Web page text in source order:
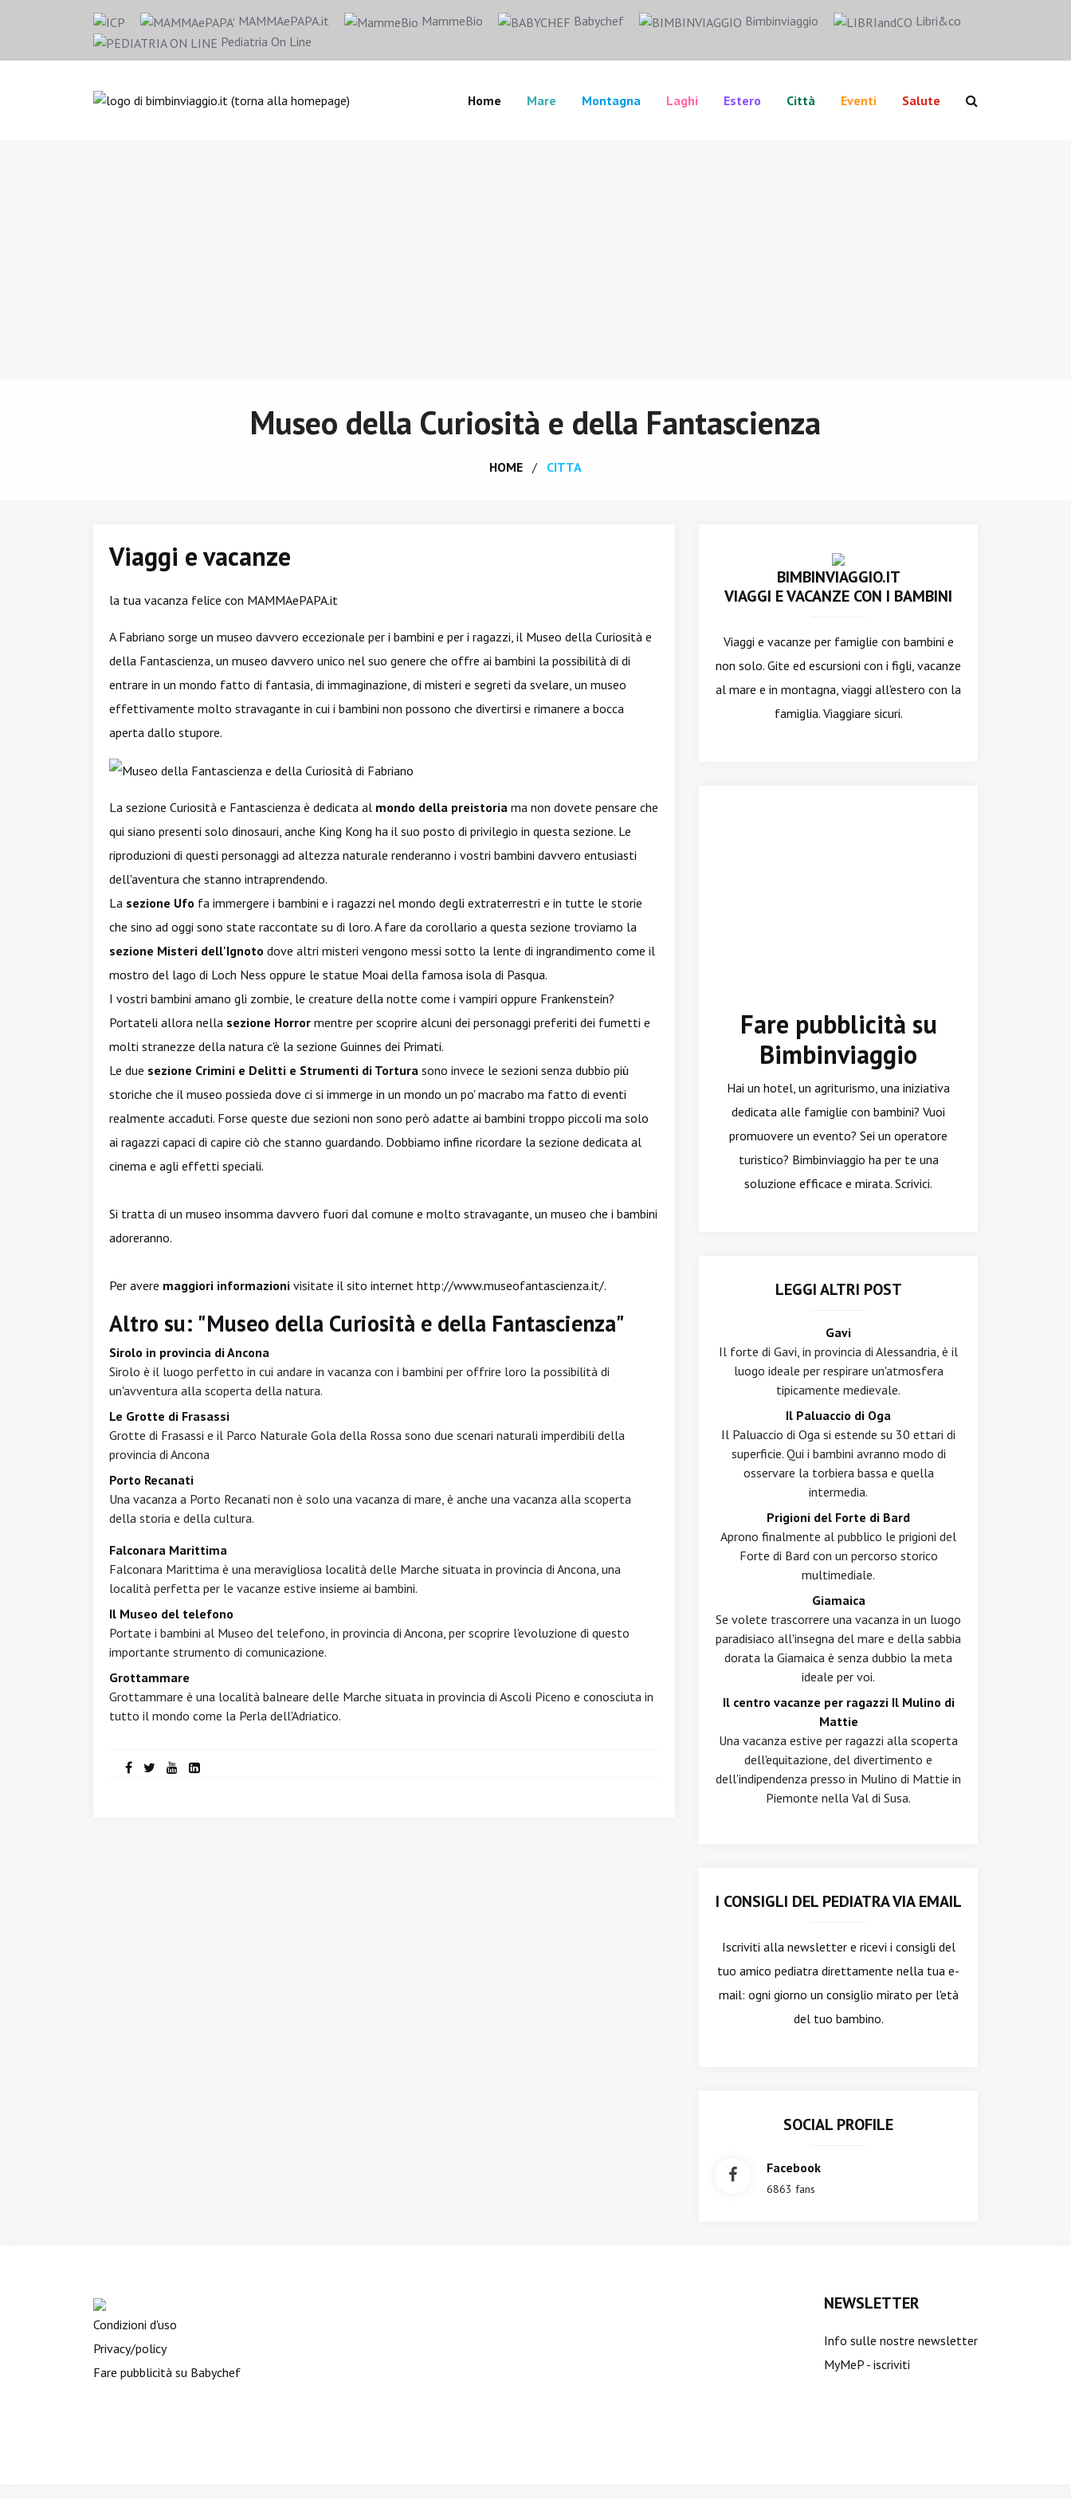
MAMMAePAPA.it MammeBio Babychef Bimbinviaggio
Libri&co
Pediatria On Line
Home Mare Montagna Laghi Estero Città Eventi Salute
Museo della Curiosità e della Fantascienza
HOME CITTA
Viaggi e vacanze
la tua vacanza felice con MAMMAePAPA.it
A Fabriano sorge un museo davvero eccezionale per i bambini e per i ragazzi, il Museo della Curiosità e
della Fantascienza, un museo davvero unico nel suo genere che offre ai bambini la possibilità di di
entrare in un mondo fatto di fantasia, di immaginazione, di misteri e segreti da svelare, un museo
effettivamente molto stravagante in cui i bambini non possono che divertirsi e rimanere a bocca
aperta dallo stupore.
La sezione Curiosità e Fantascienza è dedicata al mondo della preistoria ma non dovete pensare che
qui siano presenti solo dinosauri, anche King Kong ha il suo posto di privilegio in questa sezione. Le
riproduzioni di questi personaggi ad altezza naturale renderanno i vostri bambini davvero entusiasti
dell'aventura che stanno intraprendendo.
La sezione Ufo fa immergere i bambini e i ragazzi nel mondo degli extraterrestri e in tutte le storie
che sino ad oggi sono state raccontate su di loro. A fare da corollario a questa sezione troviamo la
sezione Misteri dell'Ignoto dove altri misteri vengono messi sotto la lente di ingrandimento come il
mostro del lago di Loch Ness oppure le statue Moai della famosa isola di Pasqua.
I vostri bambini amano gli zombie, le creature della notte come i vampiri oppure Frankenstein?
Portateli allora nella sezione Horror mentre per scoprire alcuni dei personaggi preferiti dei fumetti e
molti stranezze della natura c'è la sezione Guinnes dei Primati.
Le due sezione Crimini e Delitti e Strumenti di Tortura sono invece le sezioni senza dubbio più
storiche che il museo possieda dove ci si immerge in un mondo un po' macrabo ma fatto di eventi
realmente accaduti. Forse queste due sezioni non sono però adatte ai bambini troppo piccoli ma solo
ai ragazzi capaci di capire ciò che stanno guardando. Dobbiamo infine ricordare la sezione dedicata al
cinema e agli effetti speciali.
Si tratta di un museo insomma davvero fuori dal comune e molto stravagante, un museo che i bambini
adoreranno.
Per avere maggiori informazioni visitate il sito internet http://www.museofantascienza.it/.
Altro su: "Museo della Curiosità e della Fantascienza"
Sirolo in provincia di Ancona
Sirolo è il luogo perfetto in cui andare in vacanza con i bambini per offrire loro la possibilità di
un'avventura alla scoperta della natura.
Le Grotte di Frasassi
Grotte di Frasassi e il Parco Naturale Gola della Rossa sono due scenari naturali imperdibili della
provincia di Ancona
Porto Recanati
Una vacanza a Porto Recanati non è solo una vacanza di mare, è anche una vacanza alla scoperta
della storia e della cultura.
Falconara Marittima
Falconara Marittima è una meravigliosa località delle Marche situata in provincia di Ancona, una
località perfetta per le vacanze estive insieme ai bambini.
Il Museo del telefono
Portate i bambini al Museo del telefono, in provincia di Ancona, per scoprire l'evoluzione di questo
importante strumento di comunicazione.
Grottammare
Grottammare è una località balneare delle Marche situata in provincia di Ascoli Piceno e conosciuta in
tutto il mondo come la Perla dell'Adriatico.
BIMBINVIAGGIO.IT
VIAGGI E VACANZE CON I BAMBINI
Viaggi e vacanze per famiglie con bambini e
non solo. Gite ed escursioni con i figli, vacanze
al mare e in montagna, viaggi all'estero con la
famiglia. Viaggiare sicuri.
Fare pubblicità su
Bimbinviaggio
Hai un hotel, un agriturismo, una iniziativa
dedicata alle famiglie con bambini? Vuoi
promuovere un evento? Sei un operatore
turistico? Bimbinviaggio ha per te una
soluzione efficace e mirata. Scrivici.
LEGGI ALTRI POST
Gavi
Il forte di Gavi, in provincia di Alessandria, è il
luogo ideale per respirare un'atmosfera
tipicamente medievale.
Il Paluaccio di Oga
Il Paluaccio di Oga si estende su 30 ettari di
superficie. Qui i bambini avranno modo di
osservare la torbiera bassa e quella
intermedia.
Prigioni del Forte di Bard
Aprono finalmente al pubblico le prigioni del
Forte di Bard con un percorso storico
multimediale.
Giamaica
Se volete trascorrere una vacanza in un luogo
paradisiaco all'insegna del mare e della sabbia
dorata la Giamaica è senza dubbio la meta
ideale per voi.
Il centro vacanze per ragazzi Il Mulino di
Mattie
Una vacanza estive per ragazzi alla scoperta
dell'equitazione, del divertimento e
dell'indipendenza presso in Mulino di Mattie in
Piemonte nella Val di Susa.
I CONSIGLI DEL PEDIATRA VIA EMAIL
Iscriviti alla newslettere ricevi i consigli del
tuo amico pediatra direttamente nella tua e-
mail: ogni giorno un consiglio mirato per l'età
del tuo bambino.
SOCIAL PROFILE
Facebook
6863 fans
Condizioni d'uso
Privacy/policy
Fare pubblicità su Babychef
NEWSLETTER
Info sulle nostre newsletter
MyMeP - iscriviti